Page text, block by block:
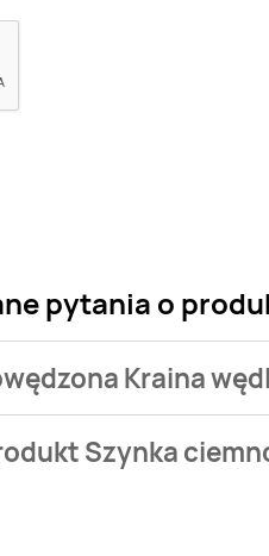
pytania o
Kraina
. Szynka
Szynka